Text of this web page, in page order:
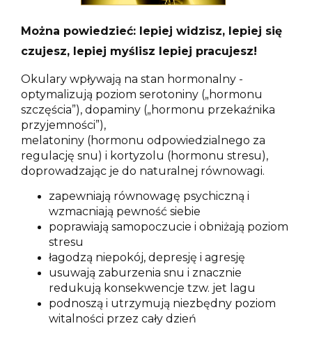
Można powiedzieć: lepiej widzisz, lepiej się
czujesz, lepiej myślisz lepiej pracujesz!
Okulary wpływają na stan hormonalny -
optymalizują poziom serotoniny („hormonu
szczęścia”), dopaminy („hormonu przekaźnika
przyjemności”),
melatoniny (hormonu odpowiedzialnego za
regulację snu) i kortyzolu (hormonu stresu),
doprowadzając je do naturalnej równowagi.
zapewniają równowagę psychiczną i
wzmacniają pewność siebie
poprawiają samopoczucie i obniżają poziom
stresu
łagodzą niepokój, depresję i agresję
usuwają zaburzenia snu i znacznie
redukują konsekwencje tzw. jet lagu
podnoszą i utrzymują niezbędny poziom
witalności przez cały dzień